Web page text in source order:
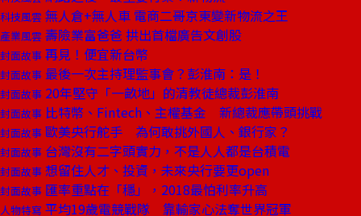
科技風雲 無人倉+無人車 電商二哥京東變新物流之王
產業風雲 壽險業富爸爸 拱出首檔廣告文創股
封面故事 再見！便宜新台幣
封面故事 最後一次主持理監事會？彭淮南：是！
封面故事 20年堅守「一畝地」的清教徒總裁彭淮南
封面故事 比特幣、Fintech、主權基金 新總裁應帶頭挑戰
封面故事 歐美央行舵手 為何敢挑外國人、銀行家？
封面故事 台灣沒有二字頭實力，不是人人都是台積電
封面故事 想留住人才、投資，未來央行要更open
封面故事 匯率重點在「穩」，2018最怕利率升高
人物特寫 平均19歲電競戰隊 靠輸家心法奪世界冠軍